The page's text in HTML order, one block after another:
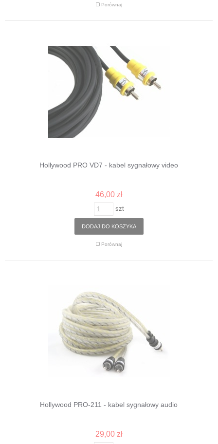
Porównaj
Hollywood PRO VD7 - kabel sygnałowy video
46,00 zł
szt
DODAJ DO KOSZYKA
Porównaj
Hollywood PRO-211 - kabel sygnałowy audio
29,00 zł